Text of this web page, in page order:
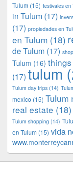
Tulum (15) festivales en
in Tulum (17)
(17) propiedades en
en Tulum (18)
de Tulum (17)
Tulum (16)
(17) tulum
Tulum day trips (14)
mexico (15) Tulum
real estate (18)
Tulum shopping (14)
en Tulum (15) vida